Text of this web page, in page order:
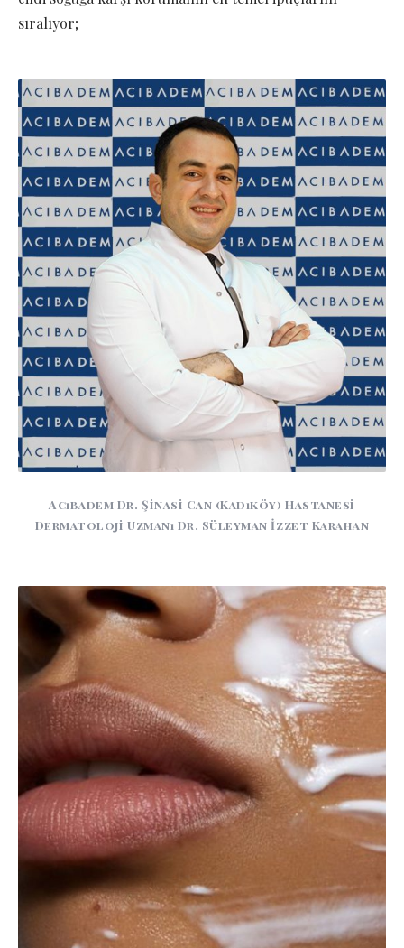
sıralıyor;
Acıbadem Dr. Şinasi Can (Kadıköy) Hastanesi
Dermatoloji Uzmanı Dr. Süleyman İzzet Karahan